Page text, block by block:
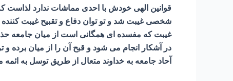
قوانین الهی خودش با احدی مماشات ندارد لذاست
شخصی غیبت شد و تو توان دفاع و تقبیح غیبت کننده
غیبت که مفسده ای همگانی است از میان جامعه حذف
در آشکار انجام می شود و قبح آن را از میان برده
آحاد جامعه به خداوند متعال از طریق توسل به